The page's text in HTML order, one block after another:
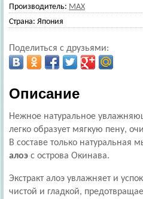
Производитель: MAX
Страна: Япония
Поделиться с друзьями:
Описание
Нежное натуральное
легко образует мягкую пену,
В составе только натуральная
алоэ с острова Окинава.
Экстракт алоэ увлажняет и
чистой и гладкой,